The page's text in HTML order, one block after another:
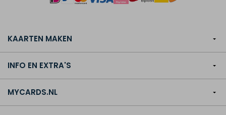
KAARTEN MAKEN
INFO EN EXTRA'S
MYCARDS.NL